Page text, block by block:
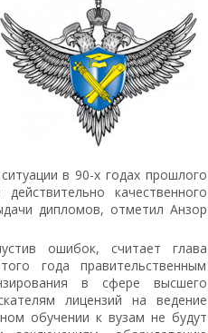
в 90-х годах прошлого
качественного
дипломов, отметил Анзор
ошибок, считает глава
года правительственным
в сфере высшего
лицензий на ведение
обучении к вузам не будут